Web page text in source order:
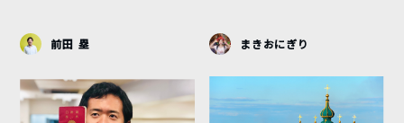
前田 塁 まきおにぎり